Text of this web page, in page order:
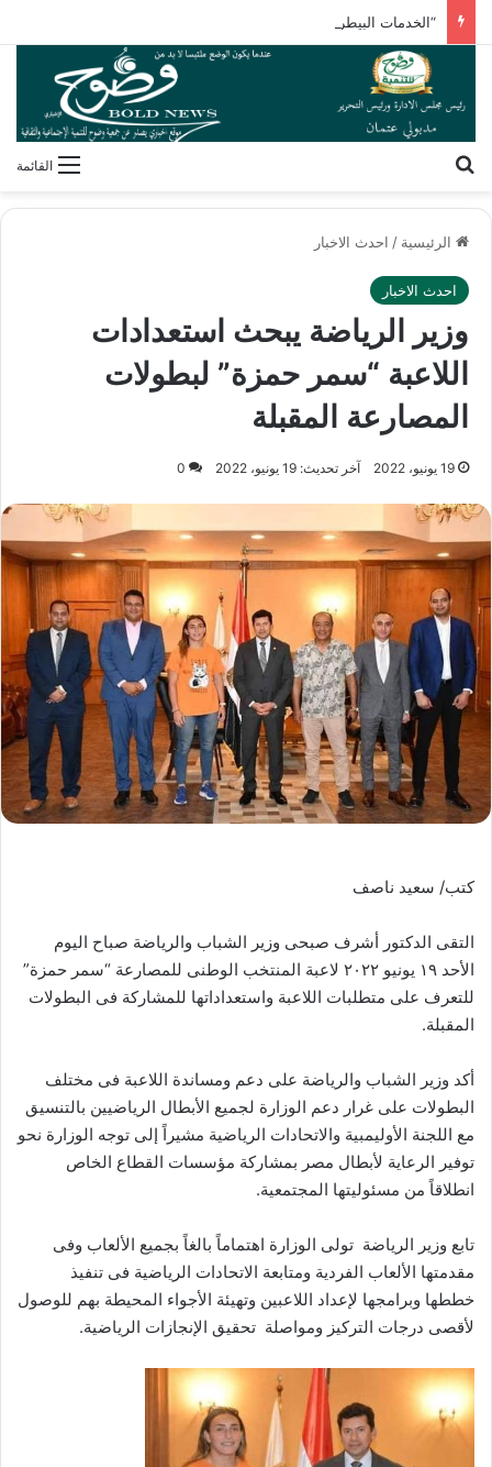
“الخدمات البيطرية” تنظم برنامجًا تدريبيًا لأنظمة سلامة الغذاء
القائمة
الرئيسية / احدث الاخبار
احدث الاخبار
وزير الرياضة يبحث استعدادات
اللاعبة “سمر حمزة” لبطولات
المصارعة المقبلة
19 يونيو، 2022 آخر تحديث: 19 يونيو، 2022 0
كتب/ سعيد ناصف
التقى الدكتور أشرف صبحى وزير الشباب والرياضة صباح اليوم
الأحد ١٩ يونيو ٢٠٢٢ لاعبة المنتخب الوطنى للمصارعة “سمر حمزة”
للتعرف على متطلبات اللاعبة واستعداداتها للمشاركة فى البطولات
المقبلة.
أكد وزير الشباب والرياضة على دعم ومساندة اللاعبة فى مختلف
البطولات على غرار دعم الوزارة لجميع الأبطال الرياضيين بالتنسيق
مع اللجنة الأوليمبية والاتحادات الرياضية مشيراً إلى توجه الوزارة نحو
توفير الرعاية لأبطال مصر بمشاركة مؤسسات القطاع الخاص
انطلاقاً من مسئوليتها المجتمعية.
تابع وزير الرياضة تولى الوزارة اهتماماً بالغاً بجميع الألعاب وفى
مقدمتها الألعاب الفردية ومتابعة الاتحادات الرياضية فى تنفيذ
خططها وبرامجها لإعداد اللاعبين وتهيئة الأجواء المحيطة بهم للوصول
لأقصى درجات التركيز ومواصلة تحقيق الإنجازات الرياضية.